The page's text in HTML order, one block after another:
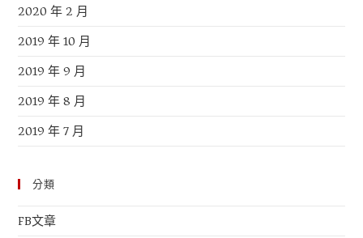
2020 年 2 月
2019 年 10 月
2019 年 9 月
2019 年 8 月
2019 年 7 月
分類
FB文章